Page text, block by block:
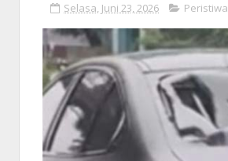
Selasa, Juni 23, 2026 Peristiwa